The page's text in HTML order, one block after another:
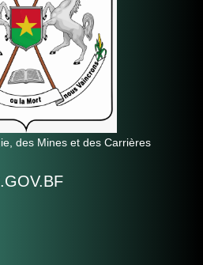
des Mines et des Carrières